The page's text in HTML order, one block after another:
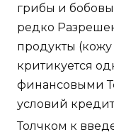
грибы и
редко
продукты
критикуется
финансовыми
условий
Толчком к